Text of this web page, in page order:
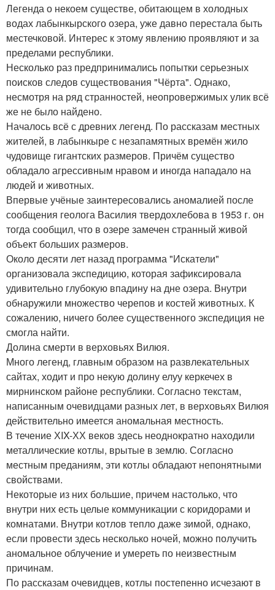
Легенда о некоем существе, обитающем в холодных
водах лабынкырского озера, уже давно перестала быть
местечковой. Интерес к этому явлению проявляют и за
пределами республики.
Несколько раз предпринимались попытки серьезных
поисков следов существования "Чёрта". Однако,
несмотря на ряд странностей, неопровержимых улик всё
же не было найдено.
Началось всё с древних легенд. По рассказам местных
жителей, в лабынкыре с незапамятных времён жило
чудовище гигантских размеров. Причём существо
обладало агрессивным нравом и иногда нападало на
людей и животных.
Впервые учёные заинтересовались аномалией после
сообщения геолога Василия твердохлебова в 1953 г. он
тогда сообщил, что в озере замечен странный живой
объект больших размеров.
Около десяти лет назад программа "Искатели"
организовала экспедицию, которая зафиксировала
удивительно глубокую впадину на дне озера. Внутри
обнаружили множество черепов и костей животных. К
сожалению, ничего более существенного экспедиция не
смогла найти.
Долина смерти в верховьях Вилюя.
Много легенд, главным образом на развлекательных
сайтах, ходит и про некую долину елуу керкечех в
мирнинском районе республики. Согласно текстам,
написанным очевидцами разных лет, в верховьях Вилюя
действительно имеется аномальная местность.
В течение ХIX-ХХ веков здесь неоднократно находили
металлические котлы, врытые в землю. Согласно
местным преданиям, эти котлы обладают непонятными
свойствами.
Некоторые из них большие, причем настолько, что
внутри них есть целые коммуникации с коридорами и
комнатами. Внутри котлов тепло даже зимой, однако,
если провести здесь несколько ночей, можно получить
аномальное облучение и умереть по неизвестным
причинам.
По рассказам очевидцев, котлы постепенно исчезают в